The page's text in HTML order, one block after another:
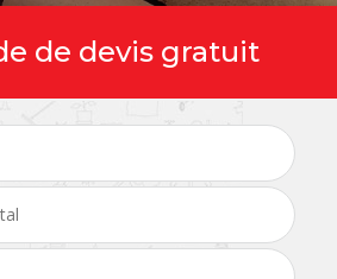
de devis gratuit